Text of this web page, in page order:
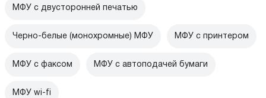
МФУ с двусторонней печатью
Черно-белые (монохромные) МФУ МФУ с принтером
МФУ с факсом МФУ с автоподачей бумаги
МФУ wi-fi